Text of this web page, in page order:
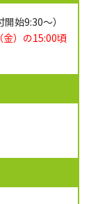
始9:30～）
）の15:00頃